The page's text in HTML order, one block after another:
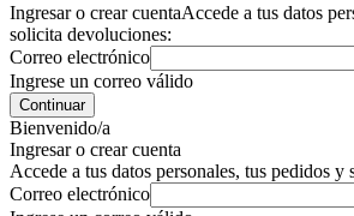
Ingresar o crear cuentaAccede a tus datos
solicita devoluciones:
Correo electrónico
Ingrese un correo válido
Continuar
Bienvenido/a
Ingresar o crear cuenta
Accede a tus datos personales, tus pedidos
Correo electrónico